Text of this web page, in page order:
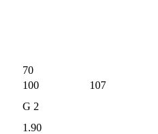
70
100
107
G 2
1.90